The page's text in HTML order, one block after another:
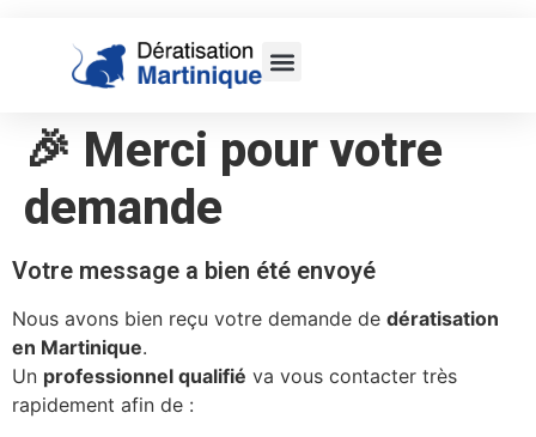
🎉 Merci pour votre
demande
Votre message a bien été envoyé
Nous avons bien reçu votre demande de dératisation
en Martinique.
Un professionnel qualifié va vous contacter très
rapidement afin de :